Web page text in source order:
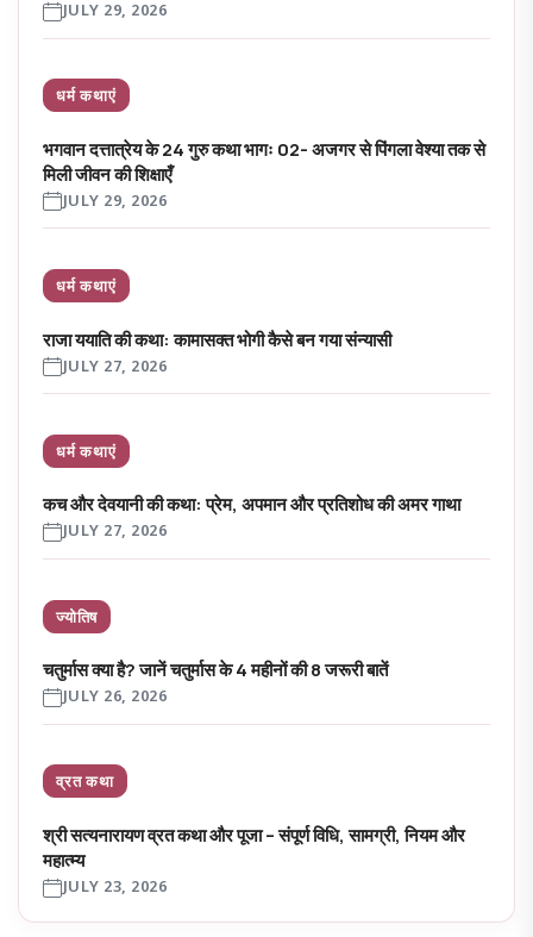
JULY 29, 2026
धर्म कथाएं
भगवान दत्तात्रेय के 24 गुरु कथा भागः 02- अजगर से पिंगला वेश्या तक से
मिली जीवन की शिक्षाएँ
JULY 29, 2026
धर्म कथाएं
राजा ययाति की कथा: कामासक्त भोगी कैसे बन गया संन्यासी
JULY 27, 2026
धर्म कथाएं
कच और देवयानी की कथा: प्रेम, अपमान और प्रतिशोध की अमर गाथा
JULY 27, 2026
ज्योतिष
चतुर्मास क्या है? जानें चतुर्मास के 4 महीनों की 8 जरूरी बातें
JULY 26, 2026
व्रत कथा
श्री सत्यनारायण व्रत कथा और पूजा – संपूर्ण विधि, सामग्री, नियम और
महात्म्य
JULY 23, 2026